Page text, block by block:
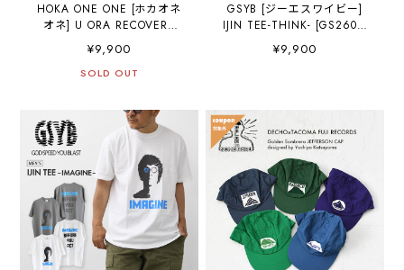
HOKA ONE ONE [ホカオネ
オネ] U ORA RECOVERY
SLIDE 3 [1135061] オラ リ
ュクス ・リカバリーサンダ
ル・マシュマロソール・厚
MEN'S/LADY'S [2026AW]
¥9,900
SOLD OUT
GSYB [ジーエスワイビー]
IJIN TEE-THINK- [GS2601-
C02] スィンクティー・ ショ
ートスリーブ・半袖Tシャ
ー・タウンユース・MEN'S
¥9,900